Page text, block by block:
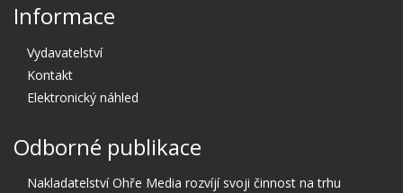
Informace
Vydavatelství
Kontakt
Elektronický náhled
Odborné publikace
Nakladatelství Ohře Media rozvíjí svoji činnost na trhu